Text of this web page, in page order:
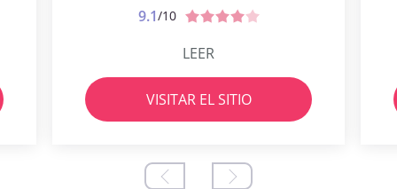
9.1/10
LEER
VISITAR EL SITIO